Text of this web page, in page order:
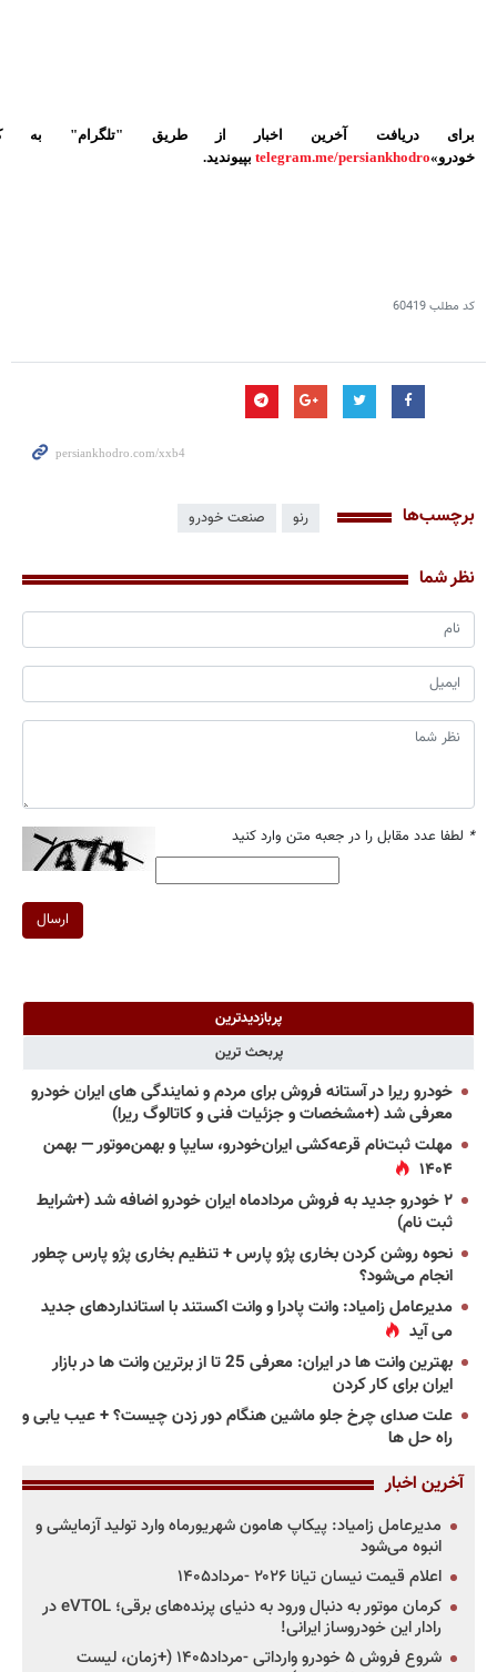
برای دریافت آخرین اخبار از طریق "تلگرام" به
خودرو»telegram.me/persiankhodro بپیوندید.
کد مطلب60419
برچسب‌ها رنو صنعت خودرو
نظر شما
* لطفا عدد مقابل را در جعبه متن وارد کنید
ارسال
پربازدیدترین
پربحث ترین
خودرو ریرا در آستانه فروش برای مردم و نمایندگی های ایران خودرو
معرفی شد (+مشخصات و جزئیات فنی و کاتالوگ ریرا)
مهلت ثبت‌نام قرعه‌کشی ایران‌خودرو، سایپا و بهمن‌موتور — بهمن
۱۴۰۴
۲ خودرو جدید به فروش مردادماه ایران خودرو اضافه شد (+شرایط
ثبت نام)
نحوه روشن کردن بخاری پژو پارس + تنظیم بخاری پژو پارس چطور
انجام می‌شود؟
مدیرعامل زامیاد: وانت پادرا و وانت اکستند با استانداردهای جدید
می آید
بهترین وانت ها در ایران: معرفی 25 تا از برترین وانت ها در بازار
ایران برای کار کردن
علت صدای چرخ جلو ماشین هنگام دور زدن چیست؟ + عیب یابی و
راه حل ها
آخرین اخبار
مدیرعامل زامیاد: پیکاپ هامون شهریورماه وارد تولید آزمایشی و
انبوه می‌شود
اعلام قیمت نیسان تیانا ۲۰۲۶ -مرداد۱۴۰۵
کرمان موتور به دنبال ورود به دنیای پرنده‌های برقی؛ eVTOL در
رادار این خودروساز ایرانی!
شروع فروش ۵ خودرو وارداتی -مرداد۱۴۰۵ (+زمان، لیست